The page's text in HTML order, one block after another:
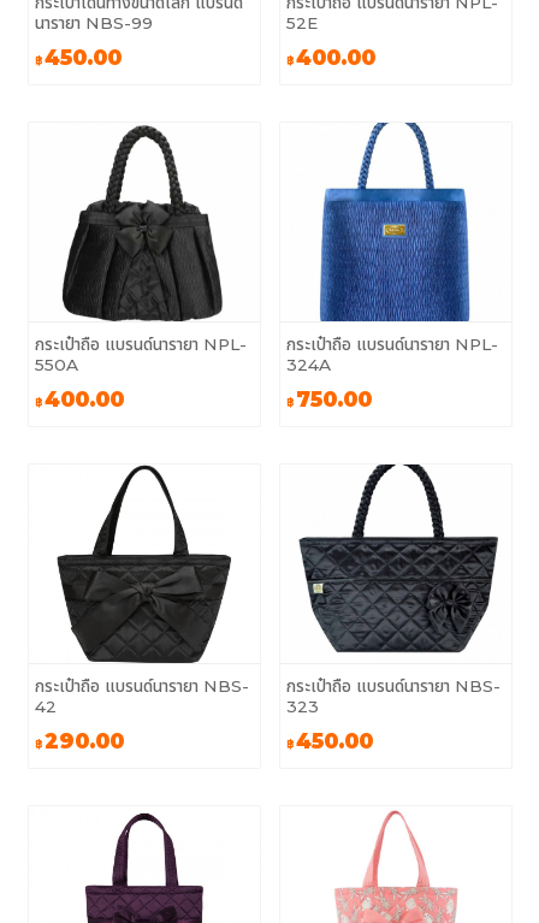
นารายา NBS-99
฿450.00
52E
฿400.00
กระเป๋าถือ แบรนด์นารายา NPL-
550A
฿400.00
กระเป๋าถือ แบรนด์นารายา NPL-
324A
฿ 750.00
กระเป๋าถือ แบรนด์นารายา NBS-
42
฿290.00
กระเป๋าถือ แบรนด์นารายา NBS-
323
฿450.00